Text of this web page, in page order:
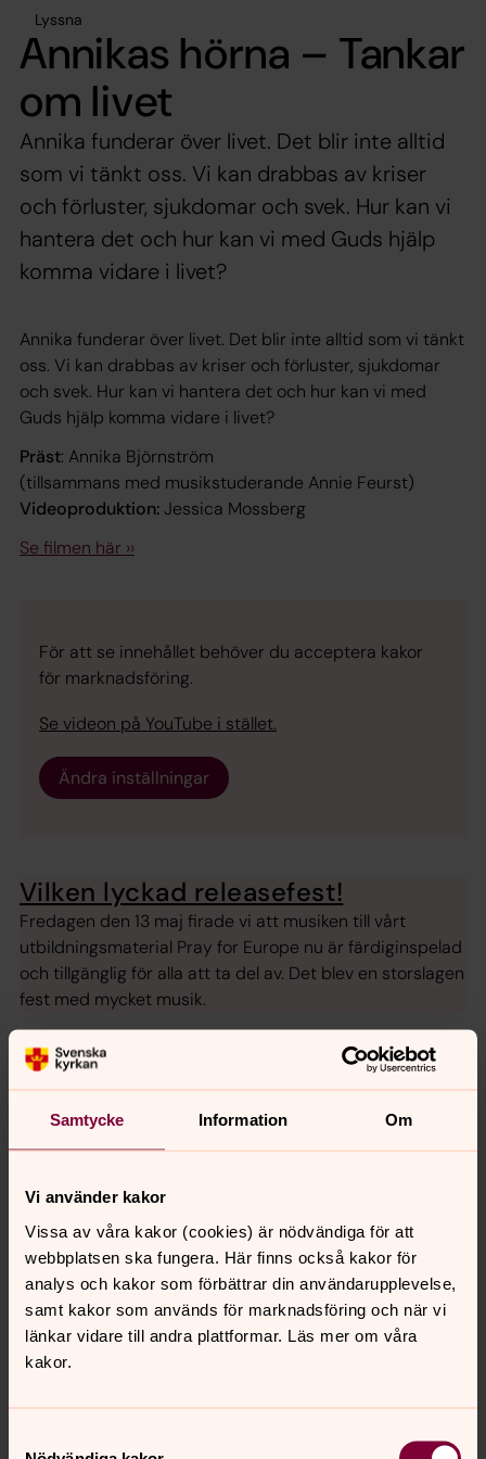
Samtycke Information Om
Vi använder kakor
Vissa av våra kakor (cookies) är nödvändiga för att
webbplatsen ska fungera. Här finns också kakor för
analys och kakor som förbättrar din användarupplevelse,
samt kakor som används för marknadsföring och när vi
länkar vidare till andra plattformar. Läs mer om våra
kakor.
Lyssna
Annikas hörna – Tankar
om livet
Annika funderar över livet. Det blir inte alltid
som vi tänkt oss. Vi kan drabbas av kriser
och förluster, sjukdomar och svek. Hur kan vi
hantera det och hur kan vi med Guds hjälp
komma vidare i livet?
Annika funderar över livet. Det blir inte alltid som vi tänkt
oss. Vi kan drabbas av kriser och förluster, sjukdomar
och svek. Hur kan vi hantera det och hur kan vi med
Guds hjälp komma vidare i livet?
Präst: Annika Björnström
(tillsammans med musikstuderande Annie Feurst)
Videoproduktion:Jessica Mossberg
Se filmen här ››
För att se innehållet behöver du acceptera kakor
för marknadsföring.
Se videon på YouTube i stället.
Ändra inställningar
Vilken lyckad releasefest!
Fredagen den 13 maj firade vi att musiken till vårt
utbildningsmaterial Pray for Europe nu är färdiginspelad
och tillgänglig för alla att ta del av. Det blev en storslagen
fest med mycket musik.
Ljusstake Johannes – ett stycke
historia!
En unik present att ge bort som bröllopsgåva,
doppresent, studentpresent, till någon som fyller jämnt
bevarandet av S:t Johannes kyrka. Ljusstakarna har
skapats av takskifferplattor från S:t Johannes kyrka i
Stockholm. De är signerade av kyrkoherde Catharina
Segerbank, numrerade och helt unika i sitt slag.
Nyproducerade och antika på samma gång!
Träffpunkter
Till våra verksamheter och träffpunkter är alla välkomna,